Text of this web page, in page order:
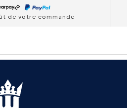
de votre commande